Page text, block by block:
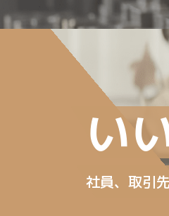
MORE >>
い
社員、取引